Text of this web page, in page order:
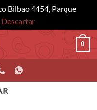
Bilbao 4454, Parque
Descartar
0